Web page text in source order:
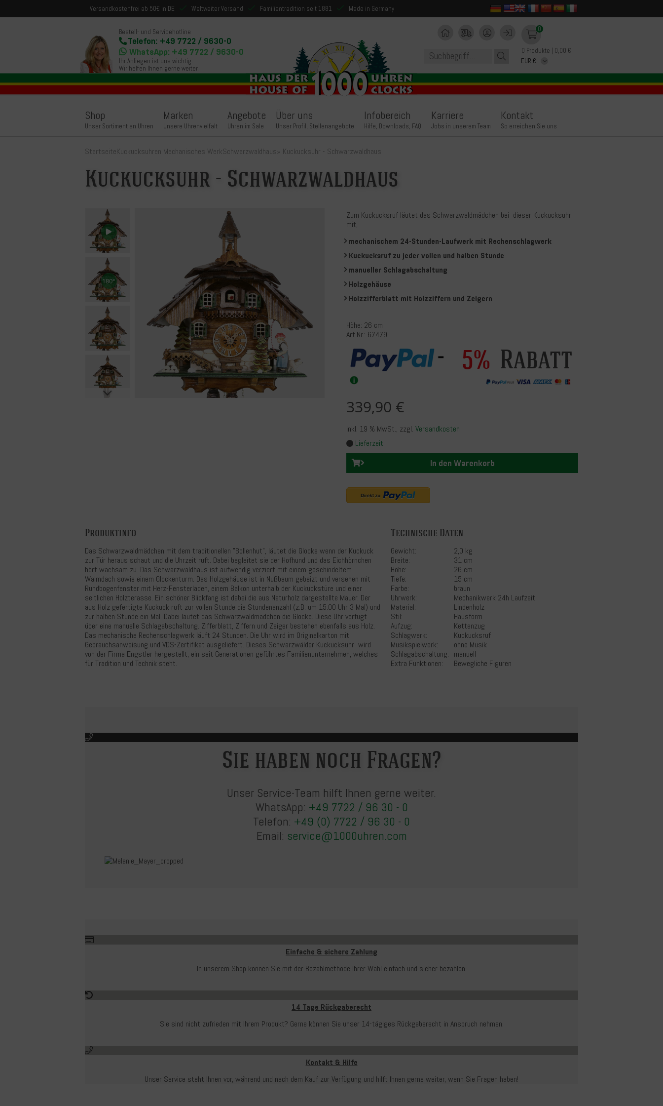
Versandkostenfrei ab 50€ in DE Weltweiter Versand Familientradition seit 1881 Made in Germany
Bestell- und Servicehotline
Telefon: +49 7722 / 9630-0
WhatsApp: +49 7722 / 9630-0
Ihr Anliegen ist uns wichtig.
Wir helfen Ihnen gerne weiter.
0
0 Produkte | 0,00 €
Shop
Unser Sortiment an Uhren
Marken
Unsere Uhrenvielfalt
Angebote
Uhren im Sale
Über uns
Unser Profil, Stellenangebote
Infobereich
Hilfe, Downloads, FAQ
Karriere
Jobs in unserem Team
Kontakt
So erreichen Sie uns
StartseiteKuckucksuhren Mechanisches WerkSchwarzwaldhaus» Kuckucksuhr - Schwarzwaldhaus
Kuckucksuhr - Schwarzwaldhaus
Zum Kuckucksruf läutet das Schwarzwaldmädchen bei dieser Kuckucksuhr
mit,
mechanischem 24-Stunden-Laufwerk mit Rechenschlagwerk
Kuckucksruf zu jeder vollen und halben Stunde
manueller Schlagabschaltung
Holzgehäuse
Holzzifferblatt mit Holzziffern und Zeigern
Höhe: 26 cm
Art.Nr.: 67479
5% Rabatt
339,90 €
inkl. 19 % MwSt., zzgl. Versandkosten
Lieferzeit
In den Warenkorb
Produktinfo
Das Schwarzwaldmädchen mit dem traditionellen "Bollenhut", läutet die Glocke wenn der Kuckuck
zur Tür heraus schaut und die Uhrzeit ruft. Dabei begleitet sie der Hofhund und das Eichhörnchen
hört wachsam zu. Das Schwarzwaldhaus ist aufwendig verziert mit einem geschindeltem
Walmdach sowie einem Glockenturm. Das Holzgehäuse ist in Nußbaum gebeizt und versehen mit
Rundbogenfenster mit Herz-Fensterladen, einem Balkon unterhalb der Kuckuckstüre und einer
seitlichen Holzterasse. Ein schöner Blickfang ist dabei die aus Naturholz dargestellte Mauer. Der
aus Holz gefertigte Kuckuck ruft zur vollen Stunde die Stundenanzahl (z.B. um 15.00 Uhr 3 Mal) und
zur halben Stunde ein Mal. Dabei läutet das Schwarzwaldmädchen die Glocke. Diese Uhr verfügt
über eine manuelle Schlagabschaltung. Zifferblatt, Ziffern und Zeiger bestehen ebenfalls aus Holz.
Das mechanische Rechenschlagwerk läuft 24 Stunden. Die Uhr wird im Originalkarton mit
Gebrauchsanweisung und VDS-Zertifikat ausgeliefert. Dieses Schwarzwälder Kuckucksuhr wird
von der Firma Engstler hergestellt, ein seit Generationen geführtes Familienunternehmen, welches
für Tradition und Technik steht.
Technische Daten
Gewicht:
2,0 kg
Breite:
31 cm
Höhe:
26 cm
Tiefe:
15 cm
Farbe:
braun
Uhrwerk:
Mechanikwerk 24h Laufzeit
Material:
Lindenholz
Stil:
Hausform
Aufzug:
Kettenzug
Schlagwerk:
Kuckucksruf
Musikspielwerk:
ohne Musik
Schlagabschaltung:
manuell
Extra Funktionen:
Bewegliche Figuren
Sie haben noch Fragen?
Unser Service-Team hilft Ihnen gerne weiter.
WhatsApp: +49 7722 / 96 30 - 0
Telefon: +49 (0) 7722 / 96 30 - 0
Email: service@1000uhren.com
Einfache & sichere Zahlung
In unserem Shop können Sie mit der Bezahlmethode Ihrer Wahl einfach und sicher bezahlen.
14 Tage Rückgaberecht
Sie sind nicht zufrieden mit Ihrem Produkt? Gerne können Sie unser 14-tägiges Rückgaberecht in Anspruch nehmen.
Kontakt & Hilfe
Unser Service steht Ihnen vor, während und nach dem Kauf zur Verfügung und hilft Ihnen gerne weiter, wenn Sie Fragen haben!